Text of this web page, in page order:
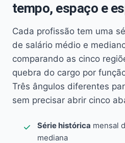
tempo, espaço e
Cada profissão tem uma
de salário médio e
comparando as cinco
quebra do cargo por
Três ângulos diferentes
sem precisar abrir cinco
Série histórica mensal
mediana